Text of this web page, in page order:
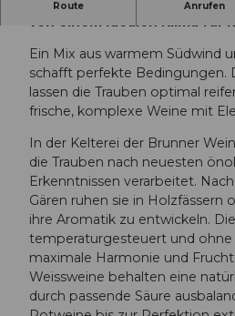
Route Anrufen
von einem idealen Klima für
Ein Mix aus warmem Südwind
schafft perfekte Bedingungen.
lassen die Trauben optimal
frische, komplexe Weine mit
In der Kelterei der Brunner
die Trauben nach neuesten
Erkenntnissen verarbeitet.
Gären ruhen sie in Holzfässern
ihre Aromatik zu entwickeln.
temperaturgesteuert und
maximale Harmonie und
Weissweine behalten eine
durch passende Säure